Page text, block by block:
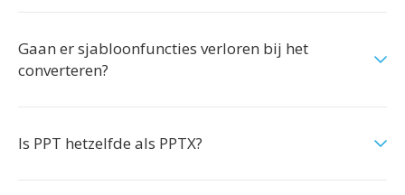
Gaan er sjabloonfuncties verloren bij het
converteren?
Is PPT hetzelfde als PPTX?